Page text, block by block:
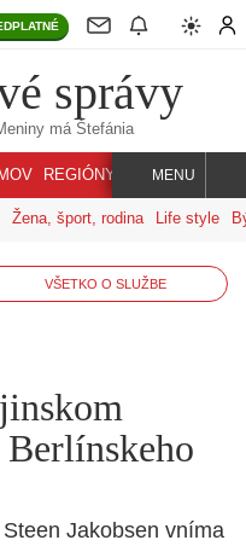
správy
má Štefánia
REGIÓNY INDEX SVET
MENU
Žena, šport, rodina Life style
VŠETKO O SLUŽBE
Jakobsen vníma